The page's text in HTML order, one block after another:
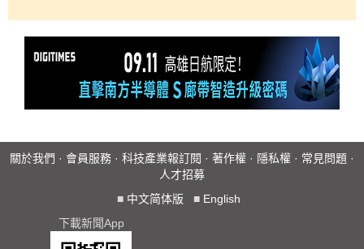
關於我們 · 會員服務 · 科技產業報訂閱 · 著作權 · 隱私權 · 常見問題 ·
人才招募
■ 中文简体版 ■ English
下載新聞App